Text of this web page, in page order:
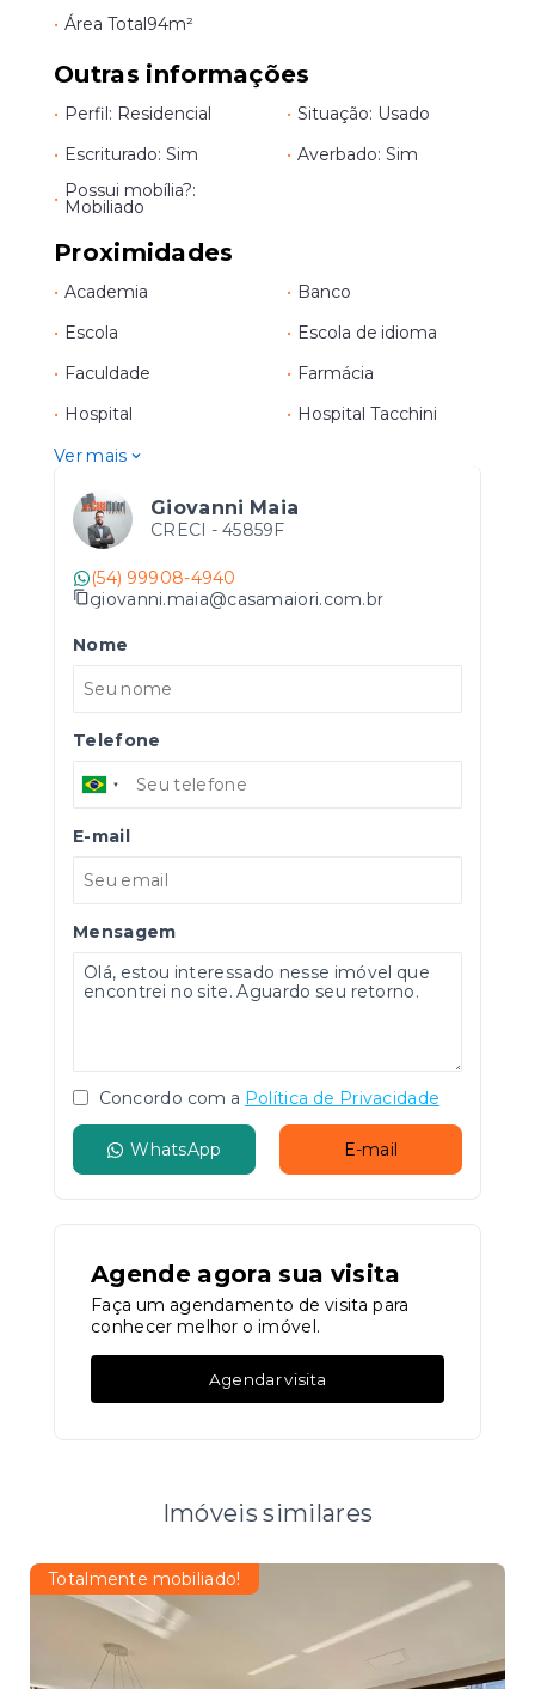
• Área Total94m²
Outras informações
• Perfil: Residencial • Situação: Usado
• Escriturado: Sim • Averbado: Sim
• Possui mobília?:
Mobiliado
Proximidades
• Academia • Banco
• Escola • Escola de idioma
• Faculdade • Farmácia
• Hospital • Hospital Tacchini
Ver mais
Giovanni Maia
CRECI - 45859F
(54) 99908-4940
giovanni.maia@casamaiori.com.br
Nome
Telefone
E-mail
Mensagem
Concordo com a Política de Privacidade
WhatsApp E-mail
Agende agora sua visita
Faça um agendamento de visita para
conhecer melhor o imóvel.
Agendar visita
Imóveis similares
Totalmente mobiliado!